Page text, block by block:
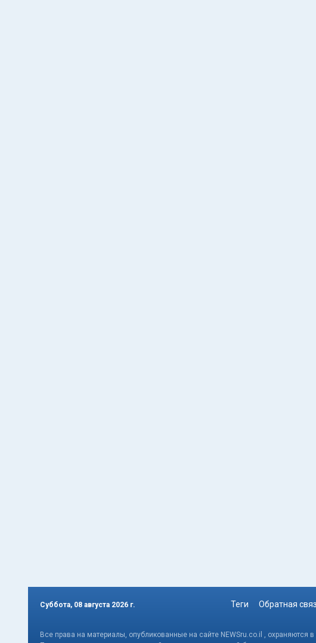
Суббота, 08 августа 2026 г. Теги Обратная
Все права на материалы, опубликованные на сайте NEWSru.co.il , охраняются